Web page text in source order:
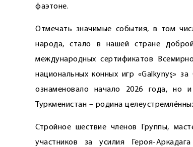
фаэтоне.
Отмечать значимые события, в том
народа, стало в нашей стране
международных сертификатов
национальных конных игр «Galkynyş»
ознаменовало начало 2026 года, но
Туркменистан – родина
Стройное шествие членов Группы,
участников за усилия Героя-­